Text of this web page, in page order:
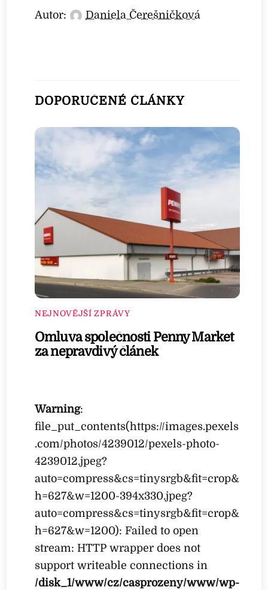
Autor: Daniela Čerešničková
DOPORUČENÉ ČLÁNKY
NEJNOVĚJŠÍ ZPRÁVY
Omluva společnosti Penny Market
za nepravdivý článek
Warning:
file_put_contents(https://images.pexels
.com/photos/4239012/pexels-photo-
4239012.jpeg?
auto=compress&cs=tinysrgb&fit=crop&
h=627&w=1200-394x330.jpeg?
auto=compress&cs=tinysrgb&fit=crop&
h=627&w=1200): Failed to open
stream: HTTP wrapper does not
support writeable connections in
/disk_1/www/cz/casprozeny/www/wp-